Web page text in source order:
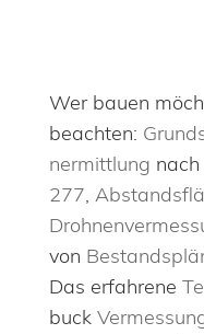
Wer bauen
beachten:
nermittlung nach
277,
von
Das erfahrene
buck